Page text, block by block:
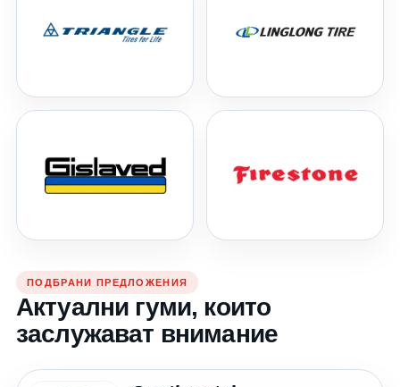
ПОДБРАНИ ПРЕДЛОЖЕНИЯ
Актуални гуми, които
заслужават внимание